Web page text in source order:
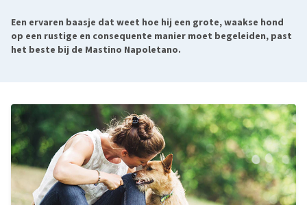
Een ervaren baasje dat weet hoe hij een grote, waakse hond
op een rustige en consequente manier moet begeleiden, past
het beste bij de Mastino Napoletano.